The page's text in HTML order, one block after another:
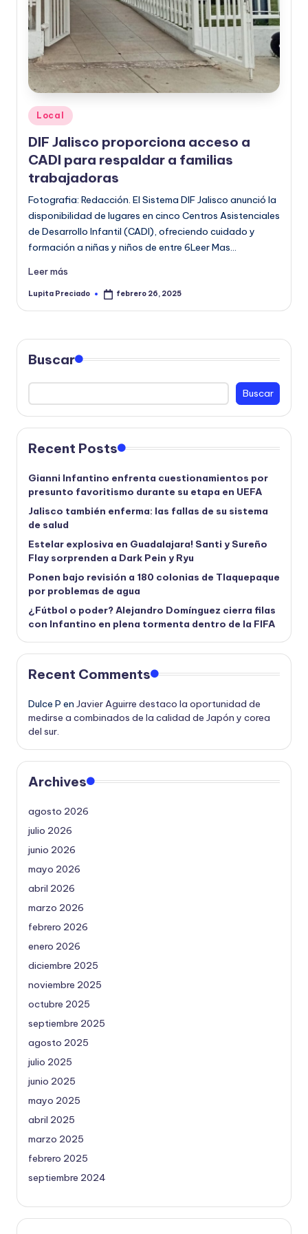
o
r
m
a
ti
v
a
Publicado
en
Local
DIF Jalisco proporciona acceso a
CADI para respaldar a familias
trabajadoras
Fotografia: Redacción. El Sistema DIF Jalisco anunció la
disponibilidad de lugares en cinco Centros Asistenciales
de Desarrollo Infantil (CADI), ofreciendo cuidado y
formación a niñas y niños de entre 6Leer Mas…
Leer más
Publicado
Lupita Preciado febrero 26, 2025
Buscar
Buscar
Recent Posts
Gianni Infantino enfrenta cuestionamientos por
presunto favoritismo durante su etapa en UEFA
Jalisco también enferma: las fallas de su sistema
de salud
Estelar explosiva en Guadalajara! Santi y Sureño
Flay sorprenden a Dark Pein y Ryu
Ponen bajo revisión a 180 colonias de Tlaquepaque
por problemas de agua
¿Fútbol o poder? Alejandro Domínguez cierra filas
con Infantino en plena tormenta dentro de la FIFA
Recent Comments
Dulce P en Javier Aguirre destaco la oportunidad de
medirse a combinados de la calidad de Japón y corea
del sur.
Archives
agosto 2026
julio 2026
junio 2026
mayo 2026
abril 2026
marzo 2026
febrero 2026
enero 2026
diciembre 2025
noviembre 2025
octubre 2025
septiembre 2025
agosto 2025
julio 2025
junio 2025
mayo 2025
abril 2025
marzo 2025
febrero 2025
septiembre 2024